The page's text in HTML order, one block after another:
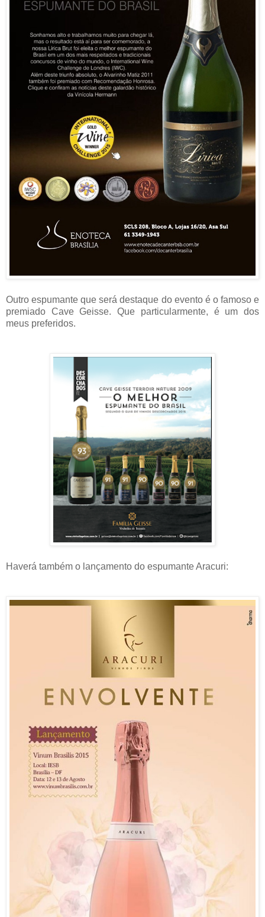
Outro espumante que será destaque do evento é o famoso e
premiado Cave Geisse. Que particularmente, é um dos
meus preferidos.
Haverá também o lançamento do espumante Aracuri: